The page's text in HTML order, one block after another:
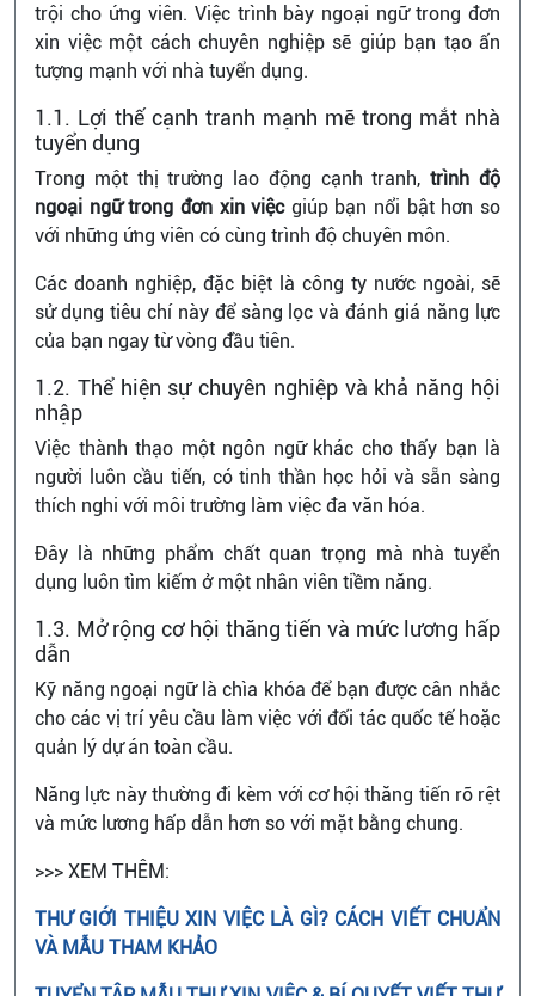
trội cho ứng viên. Việc trình bày ngoại ngữ trong đơn
xin việc một cách chuyên nghiệp sẽ giúp bạn tạo ấn
tượng mạnh với nhà tuyển dụng.
1.1. Lợi thế cạnh tranh mạnh mẽ trong mắt nhà
tuyển dụng
Trong một thị trường lao động cạnh tranh,trình độ
ngoại ngữ trong đơn xin việcgiúp bạn nổi bật hơn so
với những ứng viên có cùng trình độ chuyên môn.
Các doanh nghiệp, đặc biệt là công ty nước ngoài, sẽ
sử dụng tiêu chí này để sàng lọc và đánh giá năng lực
của bạn ngay từ vòng đầu tiên.
1.2. Thể hiện sự chuyên nghiệp và khả năng hội
nhập
Việc thành thạo một ngôn ngữ khác cho thấy bạn là
người luôn cầu tiến, có tinh thần học hỏi và sẵn sàng
thích nghi với môi trường làm việc đa văn hóa.
Đây là những phẩm chất quan trọng mà nhà tuyển
dụng luôn tìm kiếm ở một nhân viên tiềm năng.
1.3. Mở rộng cơ hội thăng tiến và mức lương hấp
dẫn
Kỹ năng ngoại ngữ là chìa khóa để bạn được cân nhắc
cho các vị trí yêu cầu làm việc với đối tác quốc tế hoặc
quản lý dự án toàn cầu.
Năng lực này thường đi kèm với cơ hội thăng tiến rõ rệt
và mức lương hấp dẫn hơn so với mặt bằng chung.
>>> XEM THÊM:
THƯ GIỚI THIỆU XIN VIỆC LÀ GÌ? CÁCH VIẾT CHUẨN
VÀ MẪU THAM KHẢO